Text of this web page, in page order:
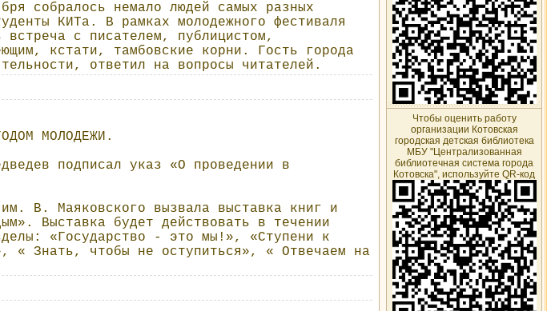
собралось немало людей самых разных
КИТа. В рамках молодежного фестиваля
с писателем, публицистом,
кстати, тамбовские корни. Гость города
ответил на вопросы читателей.
МОЛОДЕЖИ.
подписал указ «О проведении в
В. Маяковского вызвала выставка книг и
Выставка будет действовать в течении
«Государство - это мы!», «Ступени к
« Знать, чтобы не оступиться», « Отвечаем на
Чтобы оценить работу
организации Котовская
городская детская библиотека
МБУ "Централизованная
библиотечная система города
Котовска", используйте QR-код